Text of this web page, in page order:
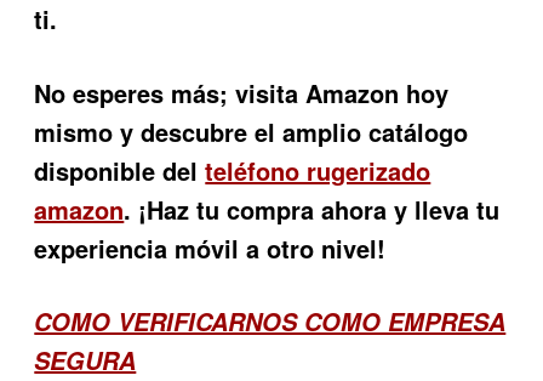
ti.
No esperes más; visita Amazon hoy
mismo y descubre el amplio catálogo
disponible delteléfono rugerizado
amazon. ¡Haz tu compra ahora y lleva tu
experiencia móvil a otro nivel!
COMO VERIFICARNOS COMO EMPRESA
SEGURA